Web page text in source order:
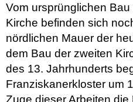
Vom ursprünglichen
Kirche befinden sich
nördlichen Mauer der
dem Bau der zweiten
des 13. Jahrhunderts
Franziskanerkloster um
Zuge dieser Arbeiten